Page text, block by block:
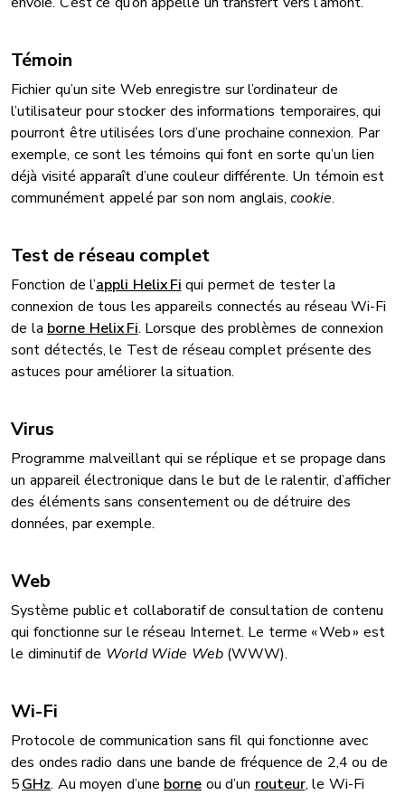
Témoin
Fichier qu’un site Web enregistre sur l’ordinateur de
l’utilisateur pour stocker des informations temporaires, qui
pourront être utilisées lors d’une prochaine connexion. Par
exemple, ce sont les témoins qui font en sorte qu’un lien
déjà visité apparaît d’une couleur différente. Un témoin est
communément appelé par son nom anglais, cookie.
Test de réseau complet
Fonction de l’appli Helix Fi qui permet de tester la
connexion de tous les appareils connectés au réseau Wi-Fi
de la borne Helix Fi. Lorsque des problèmes de connexion
sont détectés, le Test de réseau complet présente des
astuces pour améliorer la situation.
Virus
Programme malveillant qui se réplique et se propage dans
un appareil électronique dans le but de le ralentir, d’afficher
des éléments sans consentement ou de détruire des
données, par exemple.
Web
Système public et collaboratif de consultation de contenu
qui fonctionne sur le réseau Internet. Le terme « Web » est
le diminutif de World Wide Web(WWW).
Wi-Fi
Protocole de communication sans fil qui fonctionne avec
des ondes radio dans une bande de fréquence de 2,4 ou de
5GHz. Au moyen d’une borne ou d’un routeur, le Wi-Fi